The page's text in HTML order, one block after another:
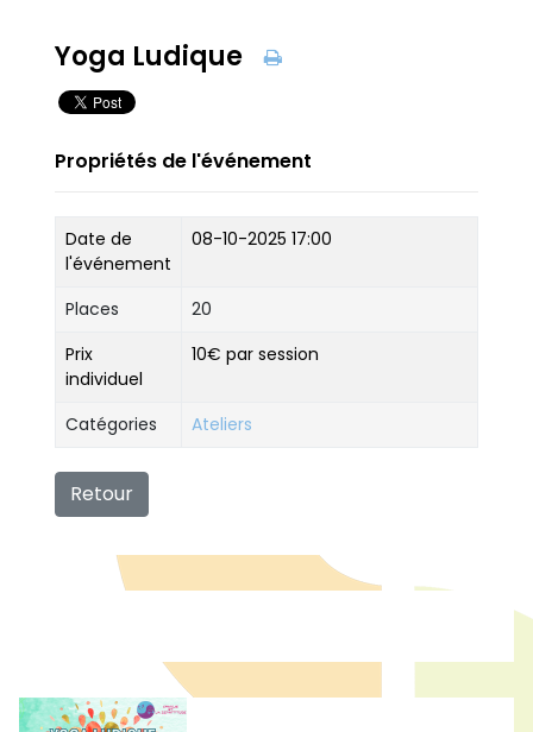
Yoga Ludique
Propriétés de l'événement
Date de
l'événement
08-10-2025 17:00
Places
20
Prix
individuel
10€ par session
Catégories Ateliers
Retour